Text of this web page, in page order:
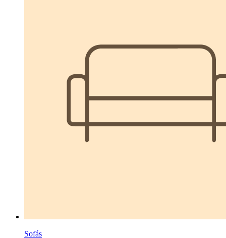
Sofás